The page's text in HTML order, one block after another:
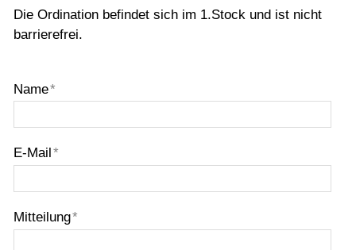
Die Ordination befindet sich im 1.Stock und ist nicht
barrierefrei.
Name*
E-Mail *
Mitteilung*